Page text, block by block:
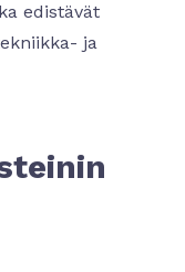
edistävät
ja